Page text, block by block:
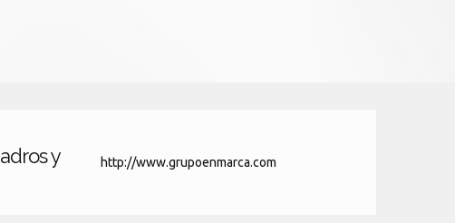
y
http://www.grupoenmarca.com